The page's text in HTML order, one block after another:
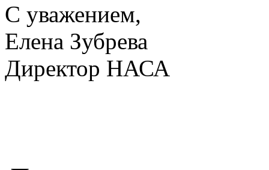
С уважением,
Елена Зубрева
Директор НАСА